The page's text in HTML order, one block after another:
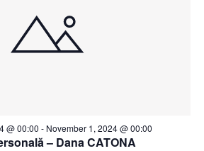
– Dana CATONA
@ 00:00 - November 1, 2024 @ 00:00